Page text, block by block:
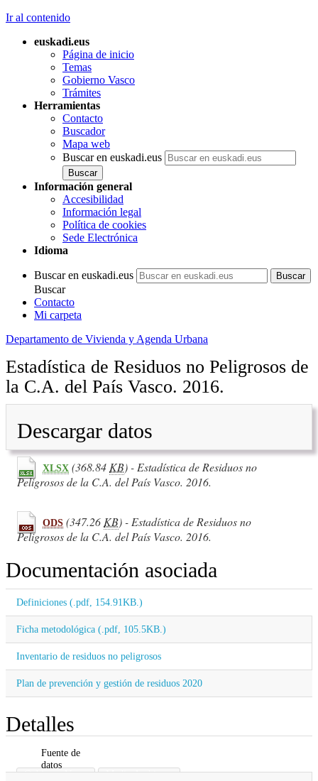
Ir al contenido
euskadi.eus
Página de inicio
Temas
Gobierno Vasco
Trámites
Herramientas
Contacto
Buscador
Mapa web
Buscar en euskadi.eus
Información general
Accesibilidad
Información legal
Política de cookies
Sede Electrónica
Idioma
Buscar en euskadi.eus
Buscar
Contacto
Mi carpeta
Departamento de Vivienda y Agenda Urbana
Estadística de Residuos no Peligrosos de
la C.A. del País Vasco. 2016.
Descargar datos
XLSX (368.84KB) - Estadística de Residuos no
Peligrosos de la C.A. del País Vasco. 2016.
ODS (347.26 KB) - Estadística de Residuos no
Peligrosos de la C.A. del País Vasco. 2016.
Documentación asociada
Definiciones (.pdf, 154.91KB.)
Ficha metodológica (.pdf, 105.5KB.)
Inventario de residuos no peligrosos
Plan de prevención y gestión de residuos 2020
Detalles
Fuente de
datos
Gobierno Vasco
Medio Ambiente